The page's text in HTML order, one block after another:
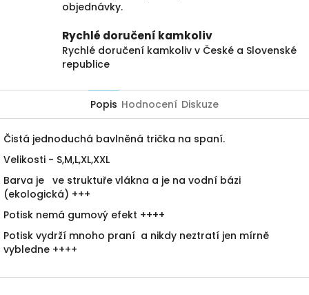
objednávky.
Rychlé doručení kamkoliv
Rychlé doručení kamkoliv v České a Slovenské
republice
Popis Hodnocení Diskuze
Čistá jednoduchá bavlněná trička na spaní.
Velikosti - S,M,L,XL,XXL
Barva je ve struktuře vlákna a je na vodní bázi
(ekologická) +++
Potisk nemá gumový efekt ++++
Potisk vydrží mnoho praní a nikdy neztratí jen mírně
vybledne ++++
Z